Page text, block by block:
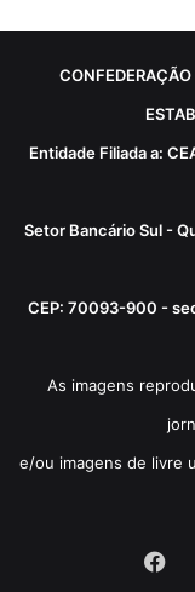
Entidade Filiada a:
Setor Bancário Sul -
CEP: 70093-900 -
As imagens
e/ou imagens de livre